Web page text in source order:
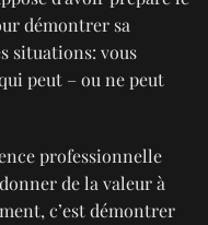
démontrer sa
situations: vous
peut – ou ne peut
professionnelle
de la valeur à
c’est démontrer